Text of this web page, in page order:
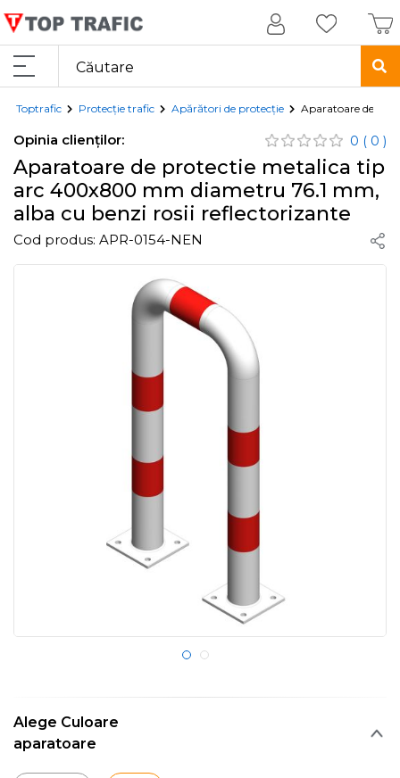
Toptrafic Protecție trafic Apărători de protecție Aparatoare de
Opinia clienților: 0 ( 0 )
Aparatoare de protectie metalica tip
arc 400x800 mm diametru 76.1 mm,
alba cu benzi rosii reflectorizante
Cod produs: APR-0154-NEN
Alege Culoare
aparatoare